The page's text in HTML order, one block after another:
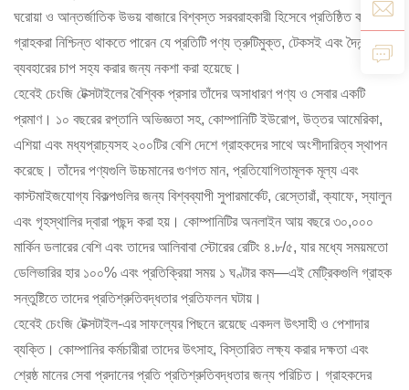
ঘরোয়া ও আন্তর্জাতিক উভয় বাজারে বিশ্বস্ত সরবরাহকারী হিসেবে প্রতিষ্ঠিত করেছে।
গ্রাহকরা নিশ্চিন্ত থাকতে পারেন যে প্রতিটি পণ্য ত্রুটিমুক্ত, টেকসই এবং দৈনন্দিন
ব্যবহারের চাপ সহ্য করার জন্য নকশা করা হয়েছে।
হেবেই চেংজি টেক্সটাইলের বৈশ্বিক প্রসার তাঁদের অসাধারণ পণ্য ও সেবার একটি
প্রমাণ। ১০ বছরের রপ্তানি অভিজ্ঞতা সহ, কোম্পানিটি ইউরোপ, উত্তর আমেরিকা,
এশিয়া এবং মধ্যপ্রাচ্যসহ ২০০টির বেশি দেশে গ্রাহকদের সাথে অংশীদারিত্ব স্থাপন
করেছে। তাঁদের পণ্যগুলি উচ্চমানের গুণগত মান, প্রতিযোগিতামূলক মূল্য এবং
কাস্টমাইজযোগ্য বিকল্পগুলির জন্য বিশ্বব্যাপী সুপারমার্কেট, রেস্তোরাঁ, ক্যাফে, স্যালুন
এবং গৃহস্থালির দ্বারা পছন্দ করা হয়। কোম্পানিটির অনলাইন আয় বছরে ৩০,০০০
মার্কিন ডলারের বেশি এবং তাদের আলিবাবা স্টোরের রেটিং ৪.৮/৫, যার মধ্যে সময়মতো
ডেলিভারির হার ১০০% এবং প্রতিক্রিয়া সময় ১ ঘণ্টার কম—এই মেট্রিকগুলি গ্রাহক
সন্তুষ্টিতে তাদের প্রতিশ্রুতিবদ্ধতার প্রতিফলন ঘটায়।
হেবেই চেংজি টেক্সটাইল-এর সাফল্যের পিছনে রয়েছে একদল উৎসাহী ও পেশাদার
ব্যক্তি। কোম্পানির কর্মচারীরা তাদের উৎসাহ, বিস্তারিত লক্ষ্য করার দক্ষতা এবং
শ্রেষ্ঠ মানের সেবা প্রদানের প্রতি প্রতিশ্রুতিবদ্ধতার জন্য পরিচিত। গ্রাহকদের